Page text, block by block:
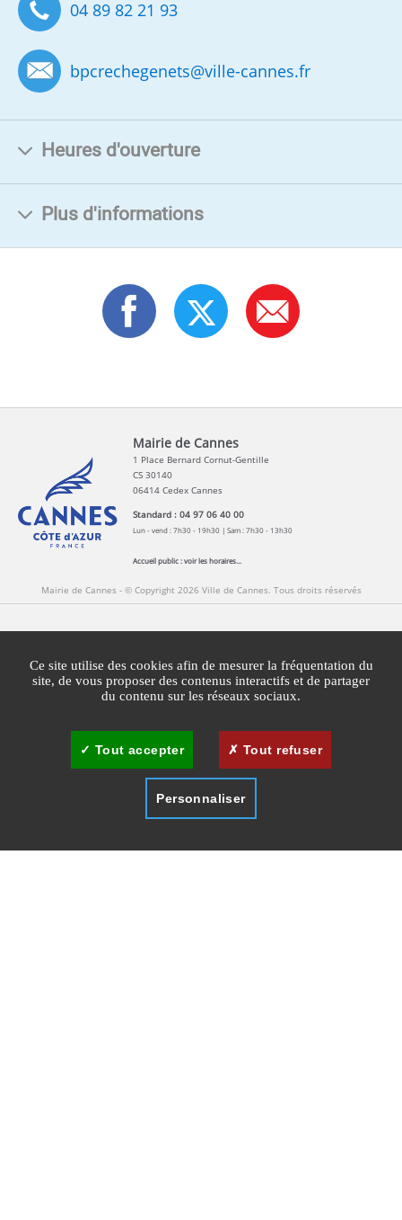
04 89 82 21 93
bpcrechegenets@ville-cannes.fr
Heures d'ouverture
Plus d'informations
Mairie de Cannes
1 Place Bernard Cornut-Gentille
CS 30140
06414 Cedex Cannes
Standard : 04 97 06 40 00
Lun - vend : 7h30 - 19h30 | Sam : 7h30 - 13h30
Accueil public :voir les horaires...
Mairie de Cannes - © Copyright 2026 Ville de Cannes. Tous droits réservés
Mentions légales Agglomération Cannes Lérins
Plan du site Gestion des cookies
Ce site utilise des cookies afin de mesurer la fréquentation du
site, de vous proposer des contenus interactifs et de partager
du contenu sur les réseaux sociaux.
Tout accepter Tout refuser
Personnaliser